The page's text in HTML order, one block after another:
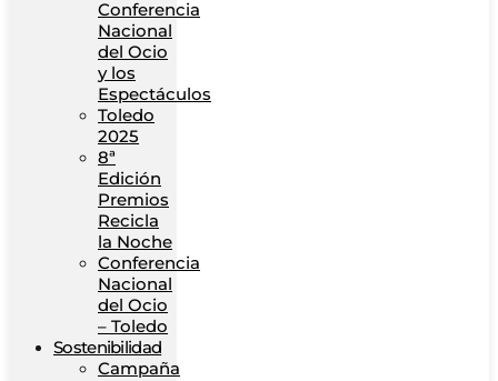
Conferencia
Nacional
del Ocio
y los
Espectáculos
Toledo
2025
8ª
Edición
Premios
Recicla
la Noche
Conferencia
Nacional
del Ocio
– Toledo
Sostenibilidad
Campaña